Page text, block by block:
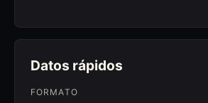
Datos rápidos
FORMATO